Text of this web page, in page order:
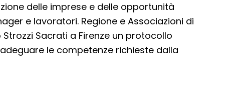
delle imprese e delle opportunità
e lavoratori. Regione e Associazioni di
Sacrati a Firenze un protocollo
le competenze richieste dalla